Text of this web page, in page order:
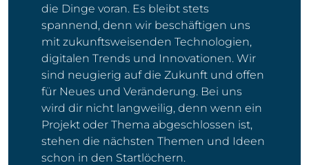
die Dinge voran. Es bleibt stets
spannend, denn wir beschäftigen uns
mit zukunftsweisenden Technologien,
digitalen Trends und Innovationen. Wir
sind neugierig auf die Zukunft und offen
für Neues und Veränderung. Bei uns
wird dir nicht langweilig, denn wenn ein
Projekt oder Thema abgeschlossen ist,
stehen die nächsten Themen und Ideen
schon in den Startlöchern.